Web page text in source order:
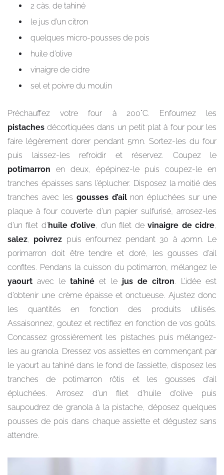
2 càs. de tahiné
le jus d’un citron
quelques micro-pousses de pois
huile d’olive
vinaigre de cidre
sel et poivre du moulin
Préchauffez votre four à 200°C. Enfournez les
pistaches décortiquées dans un petit plat à four pour les
faire légèrement dorer pendant 5mn. Sortez-les du four
puis laissez-les refroidir et réservez. Coupez le
potimarron en deux, épépinez-le puis coupez-le en
tranches épaisses sans l’éplucher. Disposez la moitié des
tranches avec les gousses d’ail non épluchées sur une
plaque à four couverte d’un papier sulfurisé, arrosez-les
d’un filet d’huile d’olive , d’un filet devinaigre de cidre
salez
poivrez puis enfournez pendant 30 à 40mn. Le
porimarron doit être tendre et doré, les gousses d’ail
confites. Pendans la cuisson du potimarron, mélangez le
yaourt avec le tahinéet le jus de citron . L’idée est
d’obtenir une crème épaisse et onctueuse. Ajustez donc
les quantités en fonction des produits utilisés.
Assaisonnez, goutez et rectifiez en fonction de vos goûts.
Concassez grossièrement les pistaches puis mélangez-
les au granola. Dressez vos assiettes en commençant par
le yaourt au tahiné dans le fond de l’assiette, disposez les
tranches de potimarron rôtis et les gousses d’ail
épluchées. Arrosez d’un filet d’huile d’olive puis
saupoudrez de granola à la pistache, déposez quelques
pousses de pois dans chaque assiette et dégustez sans
attendre.